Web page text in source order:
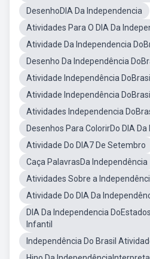
DesenhoDIA Da Independencia
Atividades Para O DIA Da
Atividade Da Independencia
Desenho Da Independência
Atividade Independência
Atividade Independência
Atividades Independencia
Desenhos Para ColorirDo DIA
Atividade Do DIA7 De Setembro
Caça PalavrasDa Independência
Atividades Sobre a
Atividade Do DIA Da
DIA Da Independencia
Infantil
Independência Do Brasil